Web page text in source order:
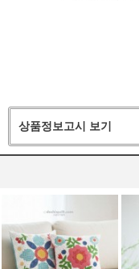
상품정보고시 보기